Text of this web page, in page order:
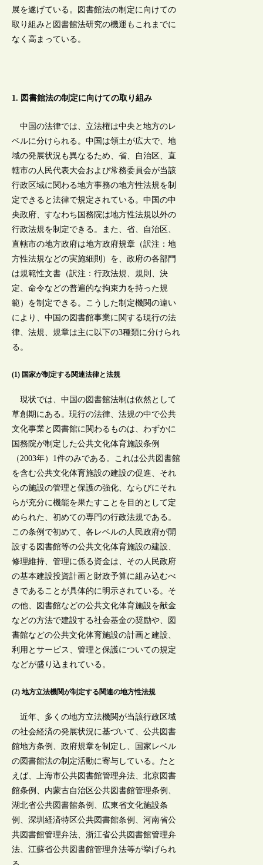
展を遂げている。図書館法の制定に向けての
取り組みと図書館法研究の機運もこれまでに
なく高まっている。
1. 図書館法の制定に向けての取り組み
中国の法律では、立法権は中央と地方のレ
ベルに分けられる。中国は領土が広大で、地
域の発展状況も異なるため、省、自治区、直
轄市の人民代表大会および常務委員会が当該
行政区域に関わる地方事務の地方性法規を制
定できると法律で規定されている。中国の中
央政府、すなわち国務院は地方性法規以外の
行政法規を制定できる。また、省、自治区、
直轄市の地方政府は地方政府規章（訳注：地
方性法規などの実施細則）を、政府の各部門
は規範性文書（訳注：行政法規、規則、決
定、命令などの普遍的な拘束力を持った規
範）を制定できる。こうした制定機関の違い
により、中国の図書館事業に関する現行の法
律、法規、規章は主に以下の3種類に分けられ
る。
(1) 国家が制定する関連法律と法規
現状では、中国の図書館法制は依然として
草創期にある。現行の法律、法規の中で公共
文化事業と図書館に関わるものは、わずかに
国務院が制定した公共文化体育施設条例
（2003年）1件のみである。これは公共図書館
を含む公共文化体育施設の建設の促進、それ
らの施設の管理と保護の強化、ならびにそれ
らが充分に機能を果たすことを目的として定
められた、初めての専門の行政法規である。
この条例で初めて、各レベルの人民政府が開
設する図書館等の公共文化体育施設の建設、
修理維持、管理に係る資金は、その人民政府
の基本建設投資計画と財政予算に組み込むべ
きであることが具体的に明示されている。そ
の他、図書館などの公共文化体育施設を献金
などの方法で建設する社会基金の奨励や、図
書館などの公共文化体育施設の計画と建設、
利用とサービス、管理と保護についての規定
などが盛り込まれている。
(2) 地方立法機関が制定する関連の地方性法規
近年、多くの地方立法機関が当該行政区域
の社会経済の発展状況に基づいて、公共図書
館地方条例、政府規章を制定し、国家レベル
の図書館法の制定活動に寄与している。たと
えば、上海市公共図書館管理弁法、北京図書
館条例、内蒙古自治区公共図書館管理条例、
湖北省公共図書館条例、広東省文化施設条
例、深圳経済特区公共図書館条例、河南省公
共図書館管理弁法、浙江省公共図書館管理弁
法、江蘇省公共図書館管理弁法等が挙げられ